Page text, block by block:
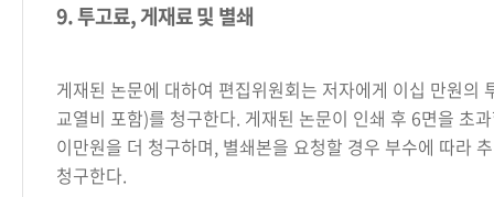
9. 투고료, 게재료 및 별쇄
게재된 논문에 대하여 편집위원회는 저자에게 이십 만원의
교열비 포함)를 청구한다. 게재된 논문이 인쇄 후 6면을 초
이만원을 더 청구하며, 별쇄본을 요청할 경우 부수에 따라
청구한다.